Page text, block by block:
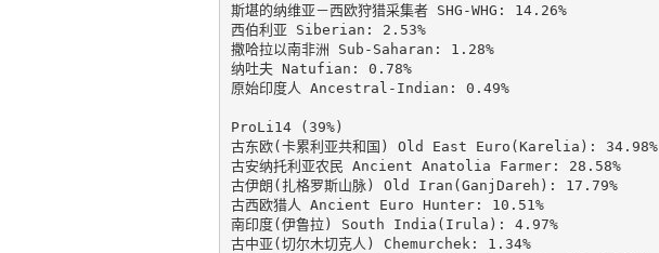
斯堪的纳维亚－西欧狩猎采集者 SHG-WHG: 14.26%
西伯利亚 Siberian: 2.53%
撒哈拉以南非洲 Sub-Saharan: 1.28%
纳吐夫 Natufian: 0.78%
原始印度人 Ancestral-Indian: 0.49%
ProLi14 (39%)
古东欧(卡累利亚共和国) Old East Euro(Karelia): 34.98%
古安纳托利亚农民 Ancient Anatolia Farmer: 28.58%
古伊朗(扎格罗斯山脉) Old Iran(GanjDareh): 17.79%
古西欧猎人 Ancient Euro Hunter: 10.51%
南印度(伊鲁拉) South India(Irula): 4.97%
古中亚(切尔木切克人) Chemurchek: 1.34%